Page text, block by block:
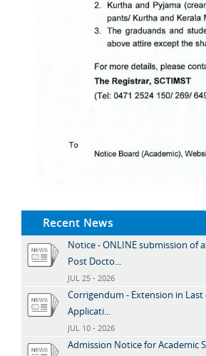
Recent News
Notice - ONLINE submission of
Post Docto...
JUL 25 - 2026
Corrigendum - Extension in
Applicati...
JUL 10 - 2026
Admission Notice for Academic